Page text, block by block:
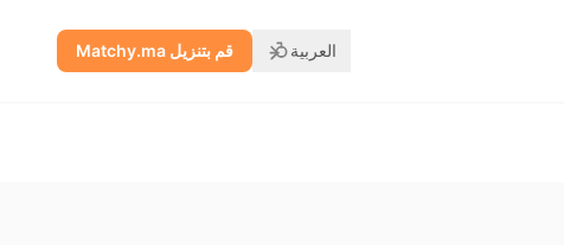
العربية قم بتنزيل Matchy.ma